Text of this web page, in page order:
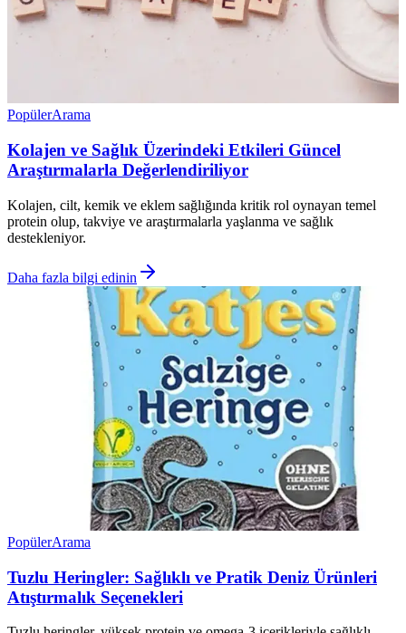
PopülerArama
Kolajen ve Sağlık Üzerindeki Etkileri Güncel
Araştırmalarla Değerlendiriliyor
Kolajen, cilt, kemik ve eklem sağlığında kritik rol oynayan temel
protein olup, takviye ve araştırmalarla yaşlanma ve sağlık
destekleniyor.
Daha fazla bilgi edinin
PopülerArama
Tuzlu Heringler: Sağlıklı ve Pratik Deniz Ürünleri
Atıştırmalık Seçenekleri